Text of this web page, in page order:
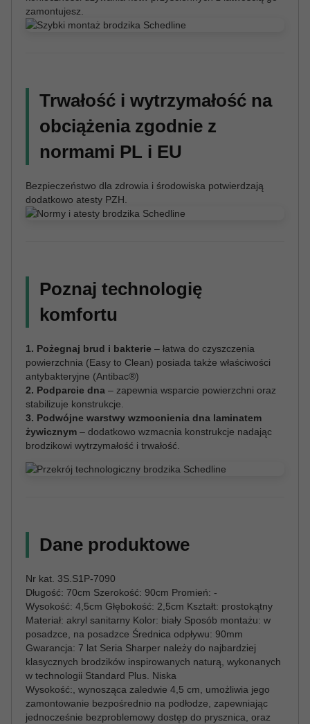
zamontujesz.
Trwałość i wytrzymałość na
obciążenia zgodnie z
normami PL i EU
Bezpieczeństwo dla zdrowia i środowiska potwierdzają
dodatkowo atesty PZH.
Poznaj technologię
komfortu
1. Pożegnaj brud i bakterie – łatwa do czyszczenia
powierzchnia (Easy to Clean) posiada także właściwości
antybakteryjne (Antibac®)
2. Podparcie dna – zapewnia wsparcie powierzchni oraz
stabilizuje konstrukcje.
3. Podwójne warstwy wzmocnienia dna laminatem
żywicznym – dodatkowo wzmacnia konstrukcje nadając
brodzikowi wytrzymałość i trwałość.
Dane produktowe
Nr kat. 3S.S1P-7090
Długość: 70cm Szerokość: 90cm Promień: -
Wysokość: 4,5cm Głębokość: 2,5cm Kształt: prostokątny
Materiał: akryl sanitarny Kolor: biały Sposób montażu: w
posadzce, na posadzce Średnica odpływu: 90mm
Gwarancja: 7 lat Seria Sharper należy do najbardziej
klasycznych brodzików inspirowanych naturą, wykonanych
w technologii Standard Plus. Niska
Wysokość:, wynosząca zaledwie 4,5 cm, umożliwia jego
zamontowanie bezpośrednio na podłodze, zapewniając
jednocześnie bezproblemowy dostęp do prysznica, oraz